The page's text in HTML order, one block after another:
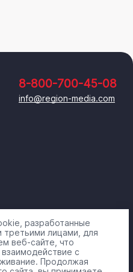
8-800-700-45-08
info@region-media.com
разработанные
третьими лицами, для
веб-сайте, что
с
Продолжая